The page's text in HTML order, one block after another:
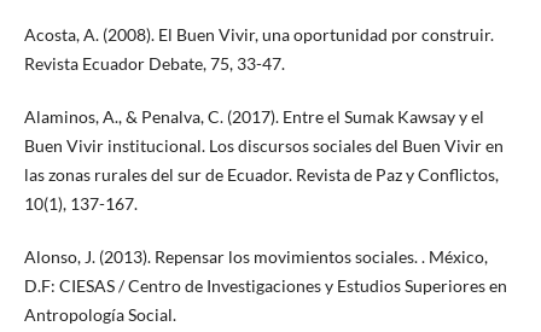
Acosta, A. (2008). El Buen Vivir, una oportunidad por construir.
Revista Ecuador Debate, 75, 33-47.
Alaminos, A., & Penalva, C. (2017). Entre el Sumak Kawsay y el
Buen Vivir institucional. Los discursos sociales del Buen Vivir en
las zonas rurales del sur de Ecuador. Revista de Paz y Conflictos,
10(1), 137-167.
Alonso, J. (2013). Repensar los movimientos sociales. . México,
D.F: CIESAS / Centro de Investigaciones y Estudios Superiores en
Antropología Social.